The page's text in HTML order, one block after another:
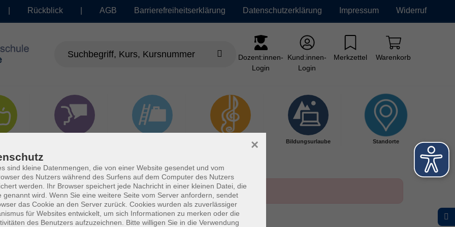
Rückblick AGB Barrierefreiheitserklärung Datenschutzerklärung Impressum Widerruf
Dozent:innen-
Login
Kund:innen-
Login
Merkzettel Warenkorb
Bildungsurlaube Standorte
sind kleine Datenmengen, die von einer Website gesendet und vom
des Nutzers während des Surfens auf dem Computer des Nutzers
werden. Ihr Browser speichert jede Nachricht in einer kleinen Datei, die
genannt wird. Wenn Sie eine weitere Seite vom Server anfordern, sendet
das Cookie an den Server zurück. Cookies wurden als zuverlässiger
für Websites entwickelt, um sich Informationen zu merken oder die
des Benutzers aufzuzeichnen. Bitte willigen Sie in die Verwendung
×